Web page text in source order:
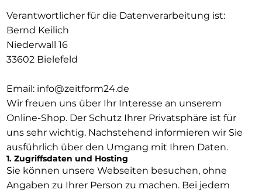
Verantwortlicher für die Datenverarbeitung ist:
Bernd Keilich
Niederwall 16
33602 Bielefeld
Email: info@zeitform24.de
Wir freuen uns über Ihr Interesse an unserem
Online-Shop. Der Schutz Ihrer Privatsphäre ist für
uns sehr wichtig. Nachstehend informieren wir Sie
ausführlich über den Umgang mit Ihren Daten.
1. Zugriffsdaten und Hosting
Sie können unsere Webseiten besuchen, ohne
Angaben zu Ihrer Person zu machen. Bei jedem